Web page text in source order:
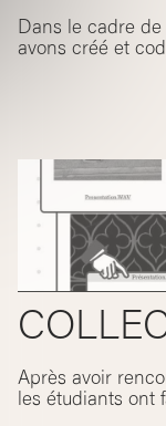
Dans le cadre
avons créé et
Après avoir
les étudiants ont